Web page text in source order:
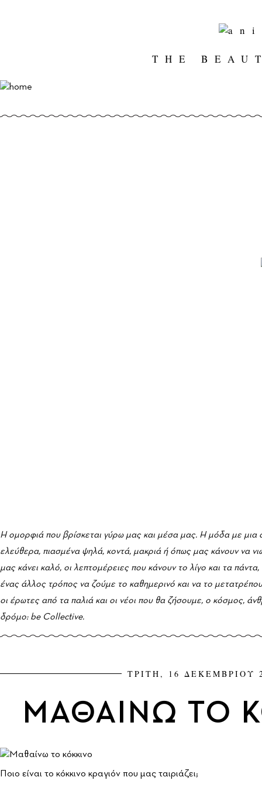
THE
Η ομορφιά που βρίσκεται γύρω μας και μέσα μας. H μόδα με μια
ελεύθερα, πιασμένα ψηλά, κοντά, μακριά ή όπως μας κάνουν να
μας κάνει καλό, οι λεπτομέρειες που κάνουν το λίγο και τα
ένας άλλος τρόπος να ζούμε το καθημερινό και να το
οι έρωτες από τα παλιά και οι νέοι που θα ζήσουμε, ο κόσμος,
δρόμο: be Collective.
ΤΡΙΤΗ, 16 ΔΕΚΕΜΒΡΙΟΥ
ΜΑΘΑΙΝΩ ΤΟ
Ποιο είναι το κόκκινο κραγιόν που μας ταιριάζει;